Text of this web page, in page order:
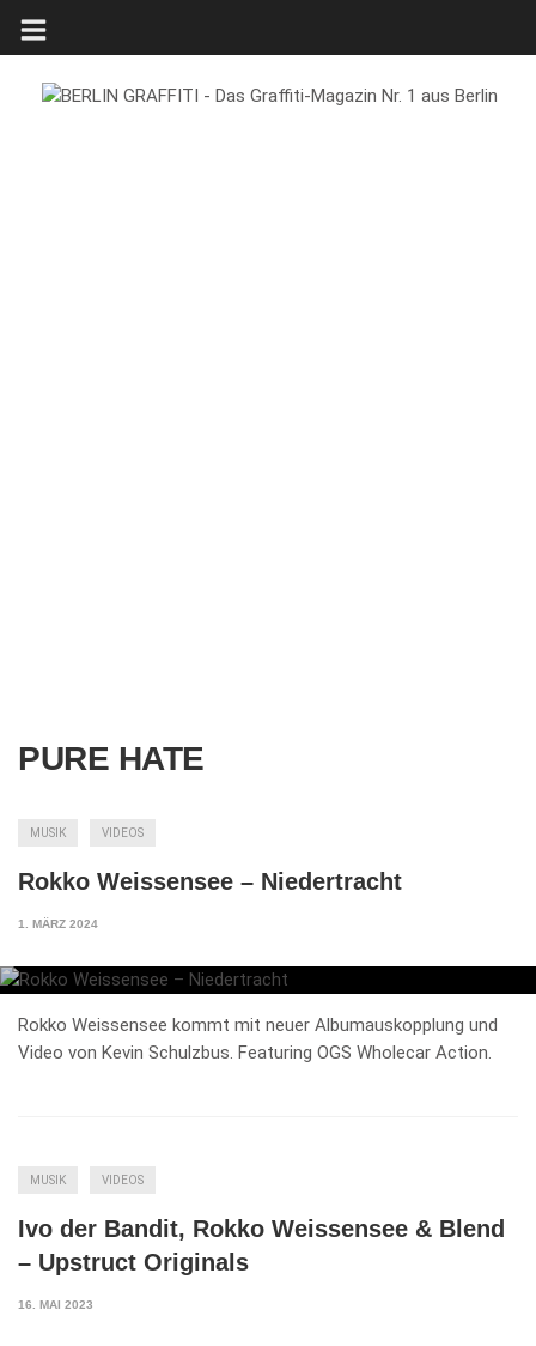
PURE HATE
MUSIK VIDEOS
Rokko Weissensee – Niedertracht
1. MÄRZ 2024
Rokko Weissensee kommt mit neuer Albumauskopplung und
Video von Kevin Schulzbus. Featuring OGS Wholecar Action.
MUSIK VIDEOS
Ivo der Bandit, Rokko Weissensee & Blend
– Upstruct Originals
16. MAI 2023